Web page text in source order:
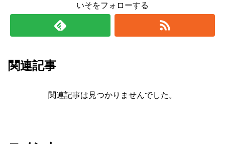
いそをフォローする
関連記事
関連記事は見つかりませんでした。